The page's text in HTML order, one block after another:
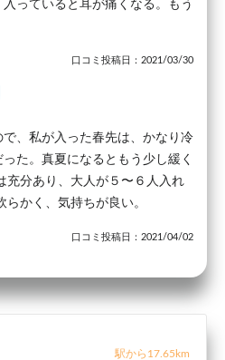
っていると耳が痛くなる。もう
口コミ投稿日：2021/03/30
、私が入った春先は、かなり冷
た。真夏になるともう少し緩く
充分あり、大人が５〜６人入れ
かく、気持ちが良い。
口コミ投稿日：2021/04/02
駅から17.65km